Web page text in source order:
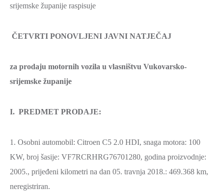
srijemske županije raspisuje
ČETVRTI PONOVLJENI JAVNI NATJEČAJ
za prodaju motornih vozila u vlasništvu Vukovarsko-
srijemske županije
I. PREDMET PRODAJE:
1. Osobni automobil: Citroen C5 2.0 HDI, snaga motora: 100
KW, broj šasije: VF7RCRHRG76701280, godina proizvodnje:
2005., prijeđeni kilometri na dan 05. travnja 2018.: 469.368 km,
neregistriran.